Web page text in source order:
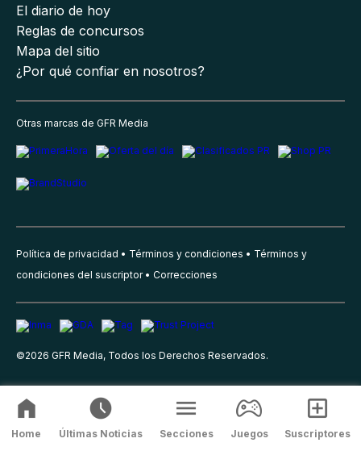
El diario de hoy
Reglas de concursos
Mapa del sitio
¿Por qué confiar en nosotros?
Otras marcas de GFR Media
Política de privacidad Términos y condiciones
Términos y
condiciones del suscriptor
Correcciones
©2026 GFR Media, Todos los Derechos Reservados.
Home Últimas Noticias Secciones Juegos Suscriptores